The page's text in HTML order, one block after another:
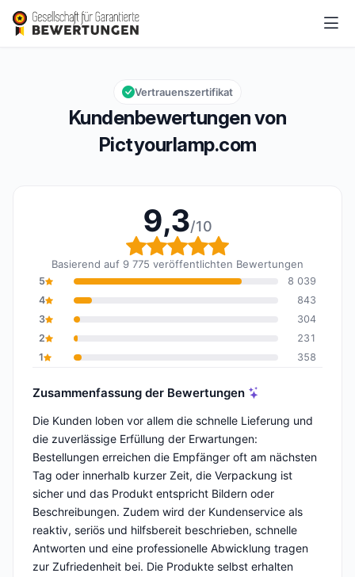
Pictyourlamp.com
Gesamtbewertung: 9,3 von 10
9,3/10
Kundenbewertungen von
Pictyourlamp.com
Vertrauenszertifikat
9,3/10
Gesamtbewertung: 9,3
Basierend auf 9 775 veröffentlichten Bewertungen
5
8 039
4
843
3
304
2
231
1
358
Zusammenfassung der Bewertungen
Die Kunden loben vor allem die schnelle Lieferung und
die zuverlässige Erfüllung der Erwartungen:
Bestellungen erreichen die Empfänger oft am nächsten
Tag oder innerhalb kurzer Zeit, die Verpackung ist
sicher und das Produkt entspricht Bildern oder
Beschreibungen. Zudem wird der Kundenservice als
reaktiv, seriös und hilfsbereit beschrieben, schnelle
Antworten und eine professionelle Abwicklung tragen
zur Zufriedenheit bei. Die Produkte selbst erhalten